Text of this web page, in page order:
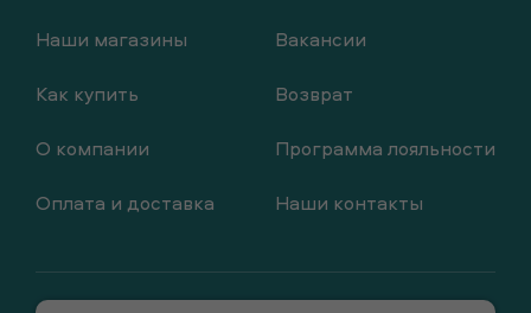
Наши магазины
Как купить
О компании
Оплата и доставка
Вакансии
Возврат
Программа лояльности
Наши контакты